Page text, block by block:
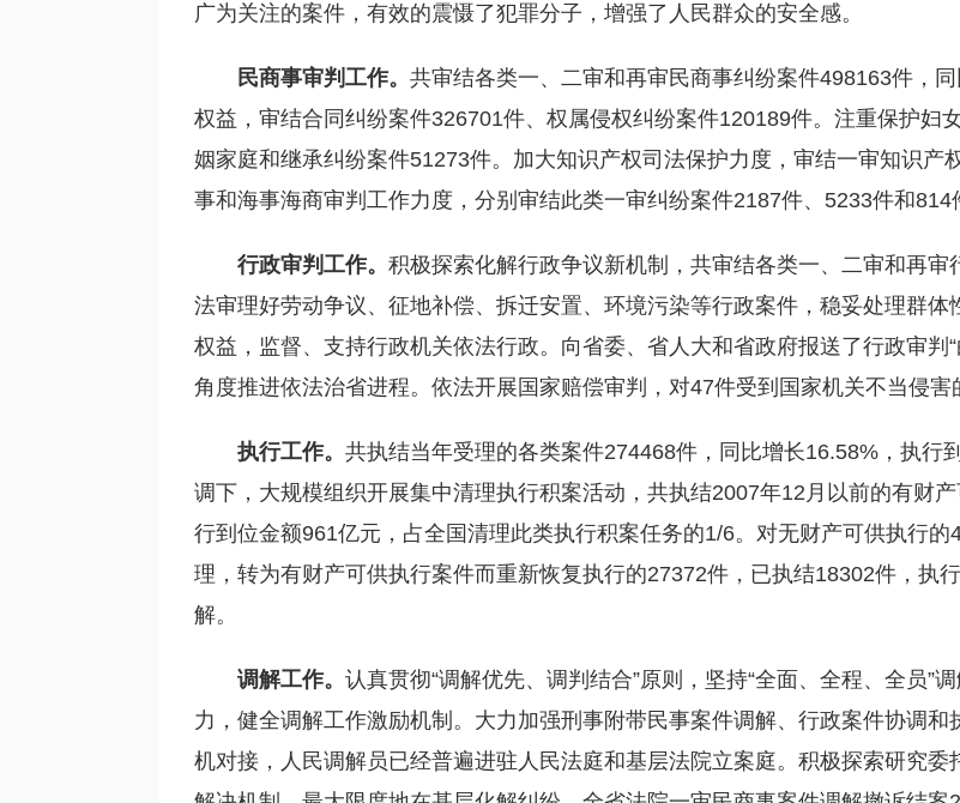
广为关注的案件，有效的震慑了犯罪分子，增强了人民群众的安全感。
民商事审判工作。 共审结各类一、二审和再审民商事纠纷案件498163件，
权益，审结合同纠纷案件326701件、权属侵权纠纷案件120189件。注重保护妇
姻家庭和继承纠纷案件51273件。加大知识产权司法保护力度，审结一审知识产
事和海事海商审判工作力度，分别审结此类一审纠纷案件2187件、5233件和814
行政审判工作。 积极探索化解行政争议新机制，共审结各类一、二审和再
法审理好劳动争议、征地补偿、拆迁安置、环境污染等行政案件，稳妥处理群
权益，监督、支持行政机关依法行政。向省委、省人大和省政府报送了行政审判
角度推进依法治省进程。依法开展国家赔偿审判，对47件受到国家机关不当侵害
执行工作。 共执结当年受理的各类案件274468件，同比增长16.58%，执行
调下，大规模组织开展集中清理执行积案活动，共执结2007年12月以前的有财
行到位金额961亿元，占全国清理此类执行积案任务的1/6。对无财产可供执行
理，转为有财产可供执行案件而重新恢复执行的27372件，已执结18302件，执
解。
调解工作。 认真贯彻“调解优先、调判结合”原则，坚持“全面、全程、全员”
力，健全调解工作激励机制。大力加强刑事附带民事案件调解、行政案件协调
机对接，人民调解员已经普遍进驻人民法庭和基层法院立案庭。积极探索研究